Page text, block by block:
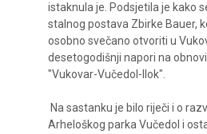
istaknula je. Podsjetila je kako
stalnog postava Zbirke Bauer,
osobno svečano otvoriti u
desetogodišnji napori na
"Vukovar-Vučedol-Ilok".
Na sastanku je bilo riječi i o
Arheloškog parka Vučedol i